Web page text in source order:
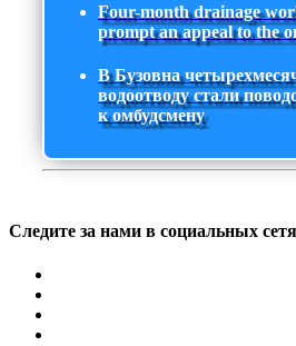
Four-month drainage
prompt an appeal to the
В Бузовна
водоотводу стали
к омбудсмену
Следите за нами в социальных